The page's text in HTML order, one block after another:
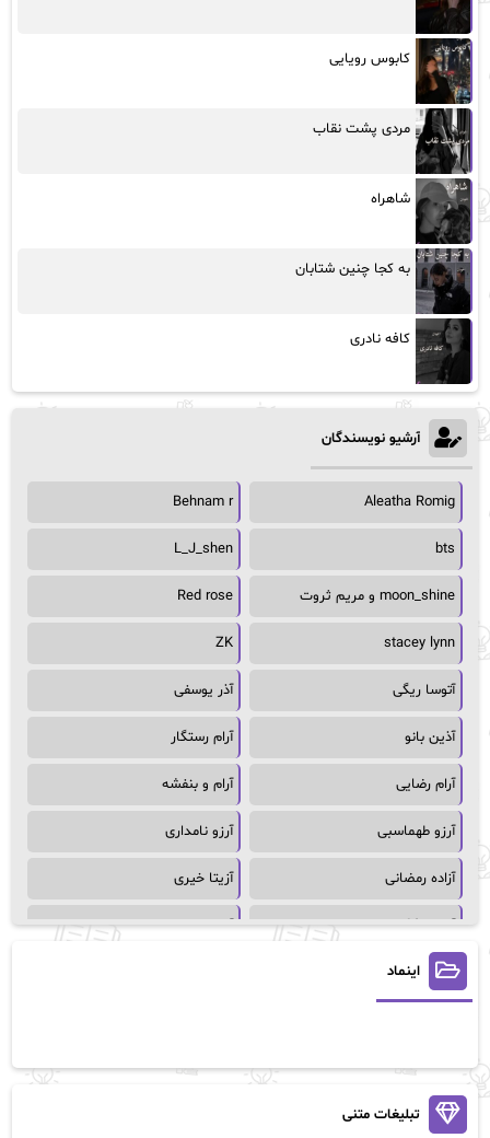
کابوس رویایی
مردی پشت نقاب
شاهراه
به کجا چنین شتابان
کافه نادری
آرشیو نویسندگان
Aleatha Romig
Behnam r
bts
L_J_shen
moon_shine و مریم ثروت Red rose
stacey lynn
ZK
آتوسا ریگی آذر یوسفی
آذین بانو آرام رستگار
آرام رضایی آرام و بنفشه
آرزو طهماسبی آرزو نامداری
آزاده رمضانی آزیتا خیری
آسمان64 آسمان۶۵
آسیه احمدی
آن ماری سلینکو آنا تاد
آنالیا
اینماد
تبلیغات متنی